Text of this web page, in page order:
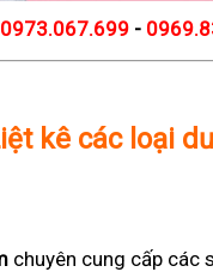
0973.067.699 -
kê các loại
chuyên cung cấp các